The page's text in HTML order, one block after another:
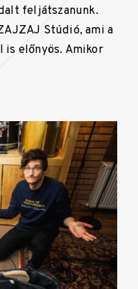
feljátszanunk.
Stúdió, ami a
is előnyös. Amikor